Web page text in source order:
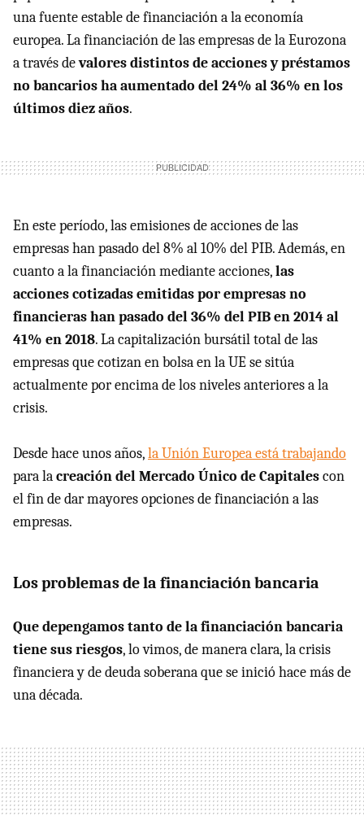
una fuente estable de financiación a la economía
europea. La financiación de las empresas de la Eurozona
a través devalores distintos de acciones y préstamos
no bancarios ha aumentado del 24% al 36% en los
últimos diez años.
En este período, las emisiones de acciones de las
empresas han pasado del 8% al 10% del PIB. Además, en
cuanto a la financiación mediante acciones,las
acciones cotizadas emitidas por empresas no
financieras han pasado del 36% del PIB en 2014 al
41% en 2018. La capitalización bursátil total de las
empresas que cotizan en bolsa en la UE se sitúa
actualmente por encima de los niveles anteriores a la
crisis.
Desde hace unos años,la Unión Europea está trabajando
para lacreación del Mercado Único de Capitalescon
el fin de dar mayores opciones de financiación a las
empresas.
Los problemas de la financiación bancaria
Que depengamos tanto de la financiación bancaria
tiene sus riesgos, lo vimos, de manera clara, la crisis
financiera y de deuda soberana que se inició hace más de
una década.